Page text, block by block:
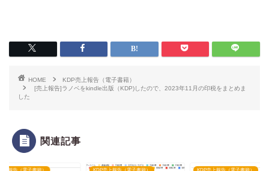
HOME
KDP売上報告（電子書籍）
[売上報告]ラノベをkindle出版（KDP)したので、2023年11月の印税をまとめま
した
関連記事